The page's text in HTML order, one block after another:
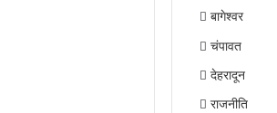
बागेश्वर
चंपावत
देहरादून
राजनीति